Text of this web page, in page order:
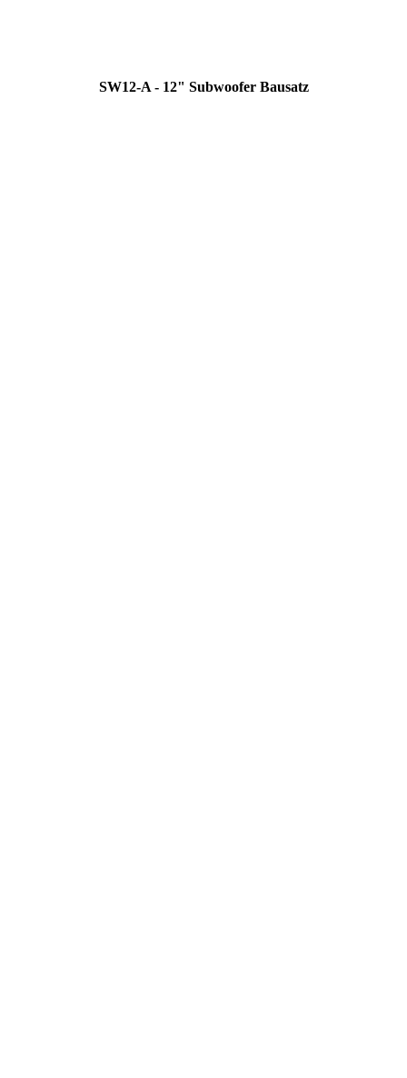
SW12-A - 12" Subwoofer Bausatz